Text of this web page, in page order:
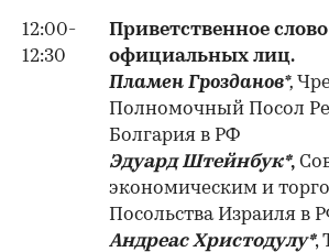
12:00-
12:30
Приветственное слово
официальных лиц.
Пламен Грозданов*,
Полномочный Посол
Болгария в РФ
Эдуард Штейнбук*,
экономическим и
Посольства Израиля в
Андреас Христодулу*,